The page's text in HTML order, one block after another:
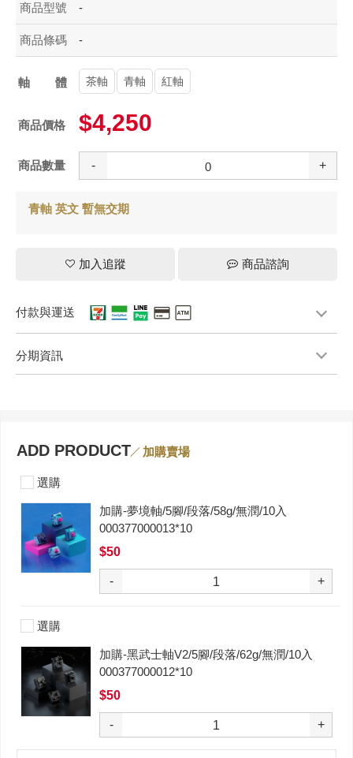
商品型號 -
商品條碼 -
軸體茶軸 青軸 紅軸
商品價格 $4,250
商品數量 - +
青軸 英文 暫無交期
加入追蹤 商品諮詢
付款與運送
分期資訊
ADD PRODUCT 加購賣場
選購
加購-夢境軸/5腳/段落/58g/無潤/10入
000377000013*10
$50
- +
選購
加購-黑武士軸V2/5腳/段落/62g/無潤/10入
000377000012*10
$50
- +